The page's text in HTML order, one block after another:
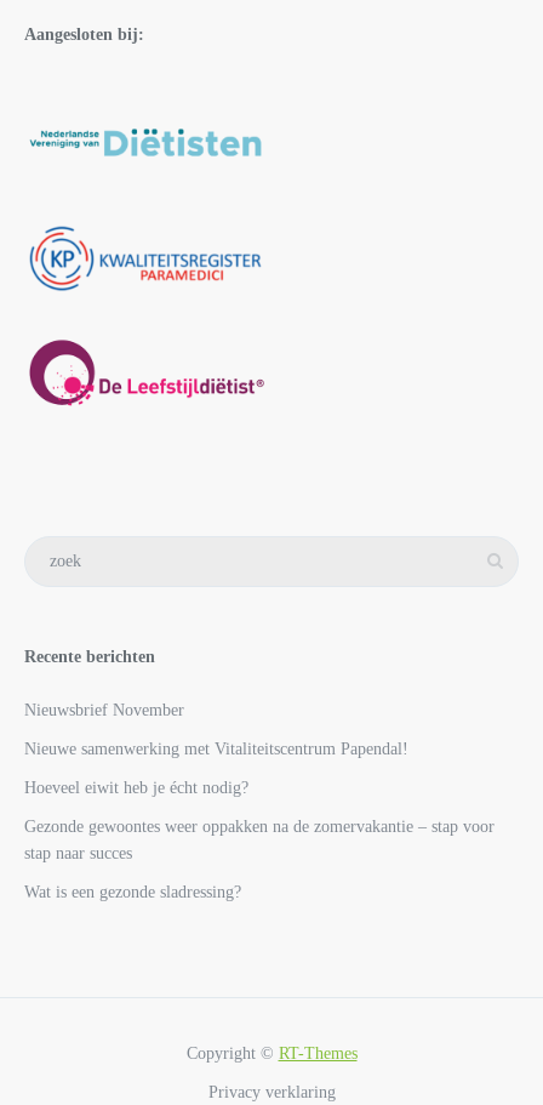
Aangesloten bij:
Recente berichten
Nieuwsbrief November
Nieuwe samenwerking met Vitaliteitscentrum Papendal!
Hoeveel eiwit heb je écht nodig?
Gezonde gewoontes weer oppakken na de zomervakantie – stap voor
stap naar succes
Wat is een gezonde sladressing?
Copyright © RT-Themes
Privacy verklaring